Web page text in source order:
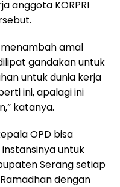
anggota KORPRI
menambah amal
gandakan untuk
untuk dunia kerja
ini, apalagi ini
katanya.
OPD bisa
instansinya untuk
Serang setiap
dengan